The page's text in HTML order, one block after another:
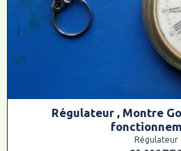
Régulateur , Montre
Régulateur